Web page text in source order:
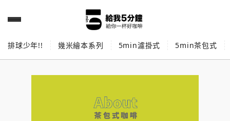
排球少年!! 幾米繪本系列 5min濾掛式 5min茶包式